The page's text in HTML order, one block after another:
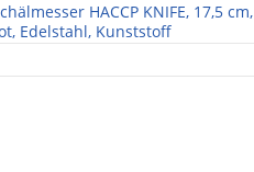
HACCP KNIFE, 17,5 cm,
Edelstahl, Kunststoff